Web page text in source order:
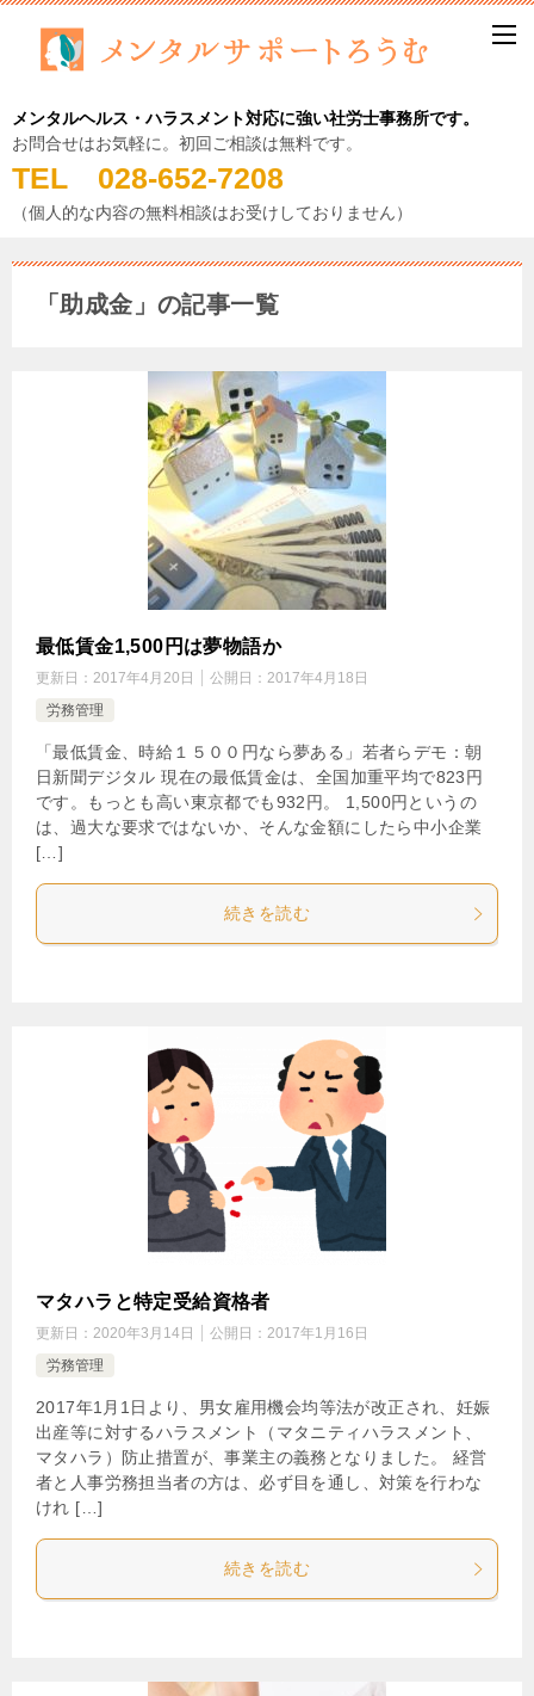
メンタルヘルス・ハラスメント対応に強い社労士事務所です。
お問合せはお気軽に。初回ご相談は無料です。
TEL 028-652-7208
（個人的な内容の無料相談はお受けしておりません）
「助成金」の記事一覧
最低賃金1,500円は夢物語か
更新日： 2017年4月20日 公開日： 2017年4月18日
労務管理
「最低賃金、時給１５００円なら夢ある」若者らデモ：朝
日新聞デジタル 現在の最低賃金は、全国加重平均で823円
です。もっとも高い東京都でも932円。 1,500円というの
は、過大な要求ではないか、そんな金額にしたら中小企業
[…]
続きを読む
マタハラと特定受給資格者
更新日： 2020年3月14日 公開日： 2017年1月16日
労務管理
2017年1月1日より、男女雇用機会均等法が改正され、妊娠
出産等に対するハラスメント（マタニティハラスメント、
マタハラ）防止措置が、事業主の義務となりました。 経営
者と人事労務担当者の方は、必ず目を通し、対策を行わな
けれ […]
続きを読む